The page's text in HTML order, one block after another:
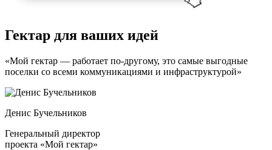
Гектар для ваших идей
«Мой гектар — работает по-другому, это самые выгодные
поселки со всеми коммуникациями и инфраструктурой»
Денис Бучельников
Генеральный директор
проекта «Мой гектар»